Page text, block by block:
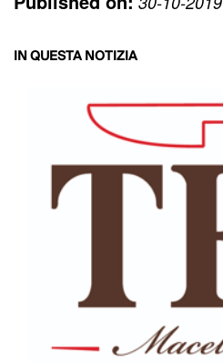
IN QUESTA NOTIZIA